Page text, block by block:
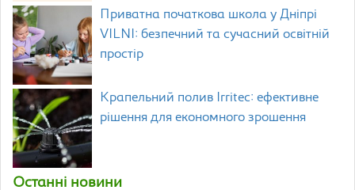
Приватна початкова школа у Дніпрі
VILNI: безпечний та сучасний освітній
простір
Крапельний полив Irritec: ефективне
рішення для економного зрошення
Останні новини